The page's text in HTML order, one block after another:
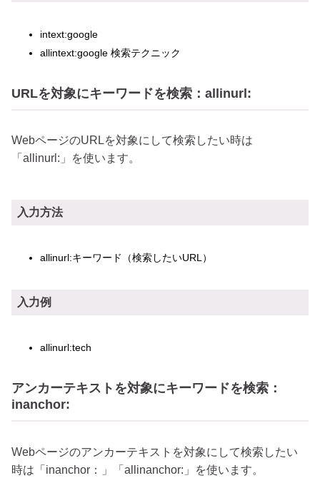
intext:google
allintext:google 検索テクニック
URLを対象にキーワードを検索：allinurl:
WebページのURLを対象にして検索したい時は
「allinurl:」を使います。
入力方法
allinurl:キーワード（検索したいURL）
入力例
allinurl:tech
アンカーテキストを対象にキーワードを検索：
inanchor:
Webページのアンカーテキストを対象にして検索したい
時は「inanchor：」「allinanchor:」を使います。